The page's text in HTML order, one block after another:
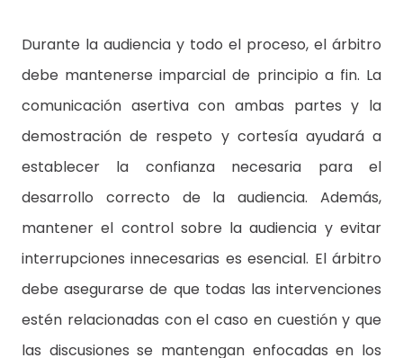
Durante la audiencia y todo el proceso, el árbitro
debe mantenerse imparcial de principio a fin. La
comunicación asertiva con ambas partes y la
demostración de respeto y cortesía ayudará a
establecer la confianza necesaria para el
desarrollo correcto de la audiencia. Además,
mantener el control sobre la audiencia y evitar
interrupciones innecesarias es esencial. El árbitro
debe asegurarse de que todas las intervenciones
estén relacionadas con el caso en cuestión y que
las discusiones se mantengan enfocadas en los